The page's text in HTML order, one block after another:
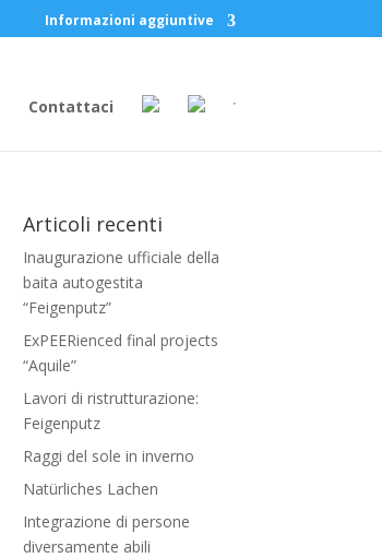
Informazioni aggiuntive
Contattaci
Articoli recenti
Inaugurazione ufficiale della
baita autogestita
“Feigenputz”
ExPEERienced final projects
“Aquile”
Lavori di ristrutturazione:
Feigenputz
Raggi del sole in inverno
Natürliches Lachen
Integrazione di persone
diversamente abili